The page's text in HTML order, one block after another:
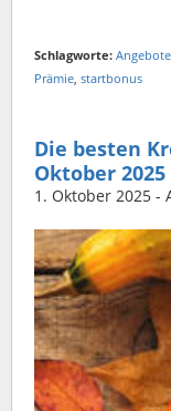
Schlagworte: Angebote
Prämie, startbonus
Die besten
Oktober 2025
1. Oktober 2025 -